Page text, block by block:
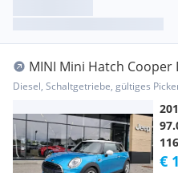
MINI Mini Hatch Cooper
Diesel, Schaltgetriebe, gültiges
116
€